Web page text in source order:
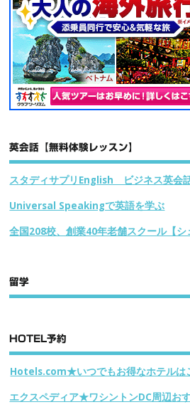
英会話【無料体験レッスン】
スタディサプリEnglish ビジネス英会
Universal Speakingで英語を学ぶ
全国208校、創業40年老舗スクール【シ
留学
HOTEL予約
Hotels.com★いつでもお得なホテルは
エクスペディア★ワシントンDC周辺お